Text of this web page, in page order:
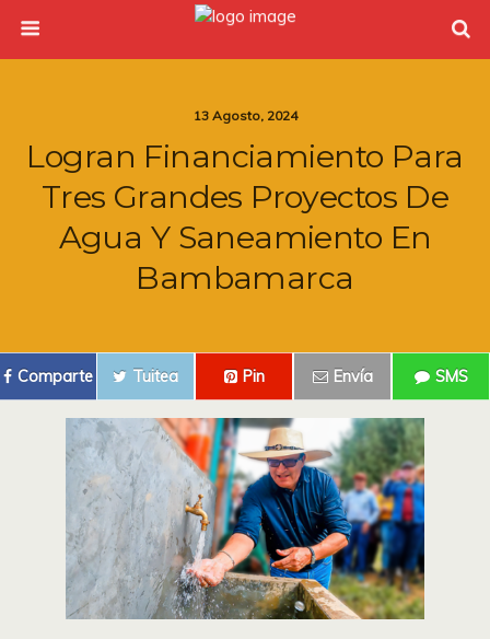
13 Agosto, 2024
Logran Financiamiento Para
Tres Grandes Proyectos De
Agua Y Saneamiento En
Bambamarca
Comparte Tuitea Pin Envía SMS